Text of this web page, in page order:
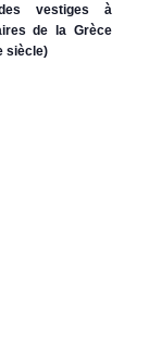
vestiges à
de la Grèce
siècle)